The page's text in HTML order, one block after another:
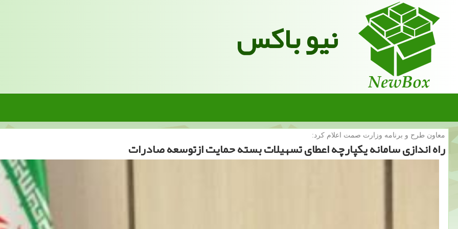
نیو باکس
معاون طرح و برنامه وزارت صمت اعلام كرد:
راه اندازی سامانه یكپارچه اعطای تسهیلات بسته حمایت ازتوسعه صادرات